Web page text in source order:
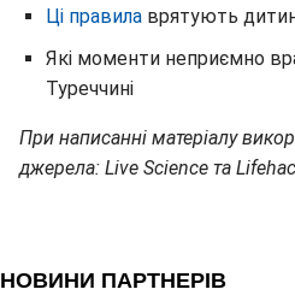
Ці правила врятують
Які моменти неприємно
Туреччині
При написанні матеріалу
джерела: Live Science та